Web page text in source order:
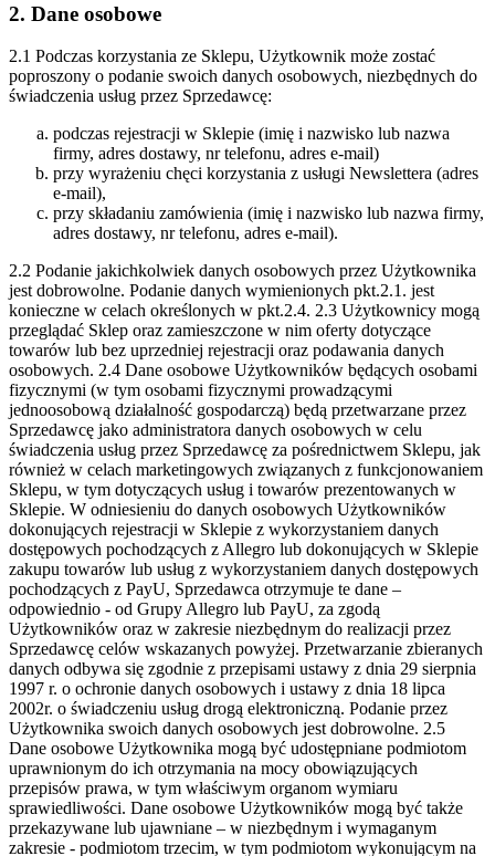
2. Dane osobowe
2.1 Podczas korzystania ze Sklepu, Użytkownik może zostać
poproszony o podanie swoich danych osobowych, niezbędnych do
świadczenia usług przez Sprzedawcę:
podczas rejestracji w Sklepie (imię i nazwisko lub nazwa
firmy, adres dostawy, nr telefonu, adres e-mail)
przy wyrażeniu chęci korzystania z usługi Newslettera (adres
e-mail),
przy składaniu zamówienia (imię i nazwisko lub nazwa firmy,
adres dostawy, nr telefonu, adres e-mail).
2.2 Podanie jakichkolwiek danych osobowych przez Użytkownika
jest dobrowolne. Podanie danych wymienionych pkt.2.1. jest
konieczne w celach określonych w pkt.2.4. 2.3 Użytkownicy mogą
przeglądać Sklep oraz zamieszczone w nim oferty dotyczące
towarów lub bez uprzedniej rejestracji oraz podawania danych
osobowych. 2.4 Dane osobowe Użytkowników będących osobami
fizycznymi (w tym osobami fizycznymi prowadzącymi
jednoosobową działalność gospodarczą) będą przetwarzane przez
Sprzedawcę jako administratora danych osobowych w celu
świadczenia usług przez Sprzedawcę za pośrednictwem Sklepu, jak
również w celach marketingowych związanych z funkcjonowaniem
Sklepu, w tym dotyczących usług i towarów prezentowanych w
Sklepie. W odniesieniu do danych osobowych Użytkowników
dokonujących rejestracji w Sklepie z wykorzystaniem danych
dostępowych pochodzących z Allegro lub dokonujących w Sklepie
zakupu towarów lub usług z wykorzystaniem danych dostępowych
pochodzących z PayU, Sprzedawca otrzymuje te dane –
odpowiednio - od Grupy Allegro lub PayU, za zgodą
Użytkowników oraz w zakresie niezbędnym do realizacji przez
Sprzedawcę celów wskazanych powyżej. Przetwarzanie zbieranych
danych odbywa się zgodnie z przepisami ustawy z dnia 29 sierpnia
1997 r. o ochronie danych osobowych i ustawy z dnia 18 lipca
2002r. o świadczeniu usług drogą elektroniczną. Podanie przez
Użytkownika swoich danych osobowych jest dobrowolne. 2.5
Dane osobowe Użytkownika mogą być udostępniane podmiotom
uprawnionym do ich otrzymania na mocy obowiązujących
przepisów prawa, w tym właściwym organom wymiaru
sprawiedliwości. Dane osobowe Użytkowników mogą być także
przekazywane lub ujawniane – w niezbędnym i wymaganym
zakresie - podmiotom trzecim, w tym podmiotom wykonującym na